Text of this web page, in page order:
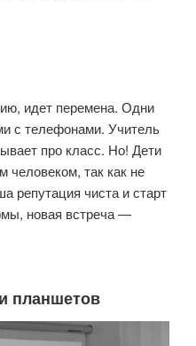
идет перемена. Одни
с телефонами. Учитель
про класс. Но! Дети
так как не
репутация чиста и старт
новая встреча —
планшетов